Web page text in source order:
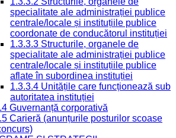
specialitate ale administrației publice
centrale/locale și instituțiile publice
coordonate de conducătorul instituției
1.3.3.3 Structurile, organele de
specialitate ale administrației publice
centrale/locale și instituțiile publice
aflate în subordinea instituției
1.3.3.4 Unitățile care funcționează sub
autoritatea instituției
Guvernanță corporativă
Carieră (anunțurile posturilor scoase